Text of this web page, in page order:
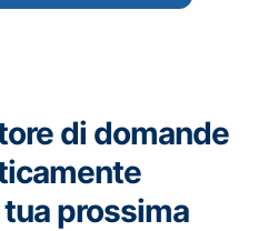
di domande
prossima